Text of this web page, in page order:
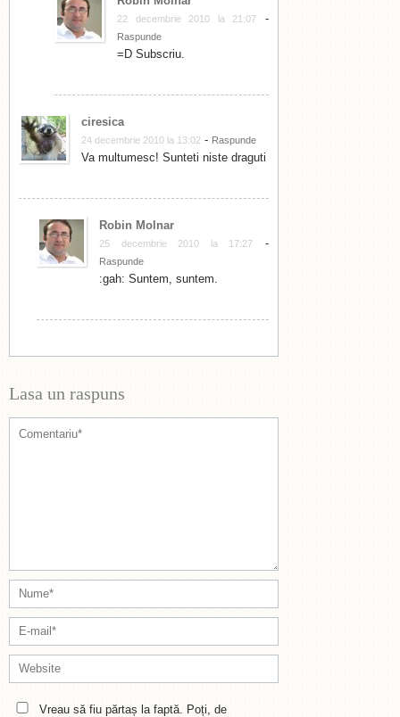
22 decembrie 2010 la 21:07 -
Raspunde
=D Subscriu.
ciresica
24 decembrie 2010 la 13:02 - Raspunde
Va multumesc! Sunteti niste draguti
Robin Molnar
25 decembrie 2010 la 17:27 -
Raspunde
:gah: Suntem, suntem.
Lasa un raspuns
Vreau să fiu părtaș la faptă. Poți, de